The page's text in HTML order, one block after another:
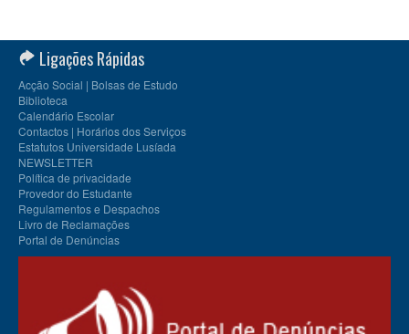
Ligações Rápidas
Acção Social | Bolsas de Estudo
Biblioteca
Calendário Escolar
Contactos | Horários dos Serviços
Estatutos Universidade Lusíada
NEWSLETTER
Política de privacidade
Provedor do Estudante
Regulamentos e Despachos
Livro de Reclamações
Portal de Denúncias